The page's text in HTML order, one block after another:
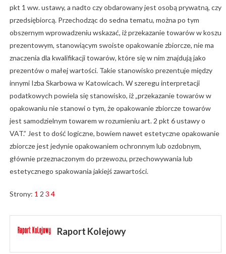
pkt 1 ww. ustawy, a nadto czy obdarowany jest osobą prywatną, czy
przedsiębiorcą. Przechodząc do sedna tematu, można po tym
obszernym wprowadzeniu wskazać, iż przekazanie towarów w koszu
prezentowym, stanowiącym swoiste opakowanie zbiorcze, nie ma
znaczenia dla kwalifikacji towarów, które się w nim znajdują jako
prezentów o małej wartości. Takie stanowisko prezentuje między
innymi Izba Skarbowa w Katowicach. W szeregu interpretacji
podatkowych powiela się stanowisko, iż „przekazanie towarów w
opakowaniu nie stanowi o tym, że opakowanie zbiorcze towarów
jest samodzielnym towarem w rozumieniu art. 2 pkt 6 ustawy o
VAT.” Jest to dość logiczne, bowiem nawet estetyczne opakowanie
zbiorcze jest jedynie opakowaniem ochronnym lub ozdobnym,
głównie przeznaczonym do przewozu, przechowywania lub
estetycznego spakowania jakiejś zawartości.
Strony: 1 2 3 4
Raport Kolejowy